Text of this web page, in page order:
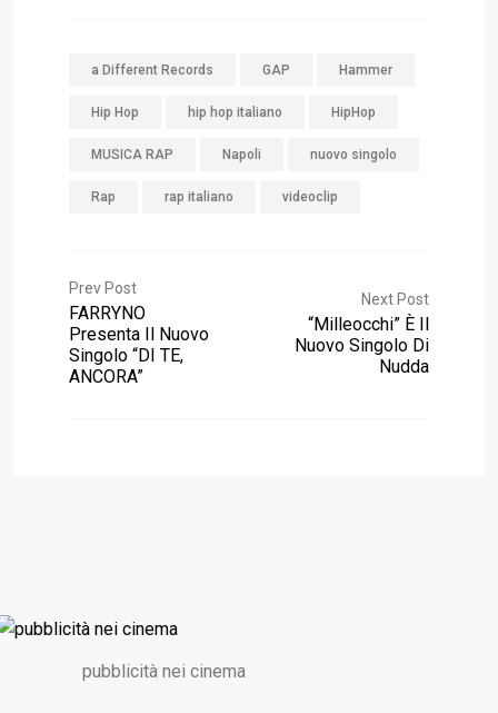
a Different Records GAP Hammer
Hip Hop hip hop italiano HipHop
MUSICA RAP Napoli nuovo singolo
Rap rap italiano videoclip
Prev Post
FARRYNO
Presenta Il Nuovo
Singolo “DI TE,
ANCORA”
Next Post
“Milleocchi” È Il
Nuovo Singolo Di
Nudda
pubblicità nei cinema